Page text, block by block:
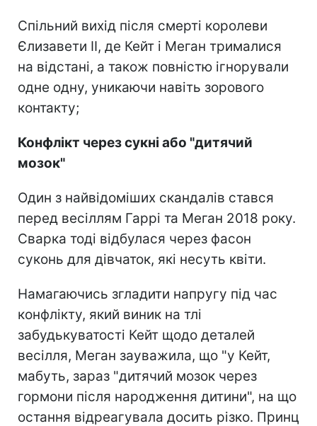
Спільний вихід після смерті королеви
Єлизавети II, де Кейт і Меган трималися
на відстані, а також повністю ігнорували
одне одну, уникаючи навіть зорового
контакту;
Конфлікт через сукні або "дитячий
мозок"
Один з найвідоміших скандалів стався
перед весіллям Гаррі та Меган 2018 року.
Сварка тоді відбулася через фасон
суконь для дівчаток, які несуть квіти.
Намагаючись згладити напругу під час
конфлікту, який виник на тлі
забудькуватості Кейт щодо деталей
весілля, Меган зауважила, що "у Кейт,
мабуть, зараз "дитячий мозок через
гормони після народження дитини", на що
остання відреагувала досить різко. Принц